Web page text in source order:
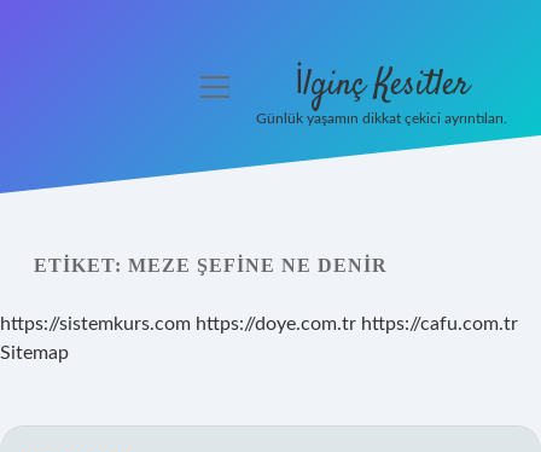
Yasal Uyarı
Hakkımızda
menüyü
İlginç Kesitler
Günlük yaşamın dikkat çekici ayrıntıları.
ETIKET: MEZE ŞEFINE NE DENIR
https://sistemkurs.com https://doye.com.tr https://cafu.com.tr
Sitemap